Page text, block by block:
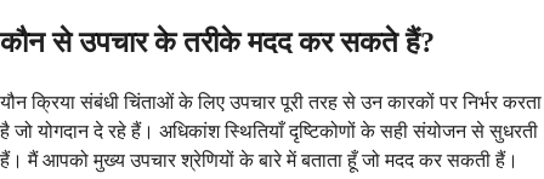
कौन से उपचार के तरीके मदद कर सकते हैं?
यौन क्रिया संबंधी चिंताओं के लिए उपचार पूरी तरह से उन कारकों पर निर्भर करता
है जो योगदान दे रहे हैं। अधिकांश स्थितियाँ दृष्टिकोणों के सही संयोजन से सुधरती
हैं। मैं आपको मुख्य उपचार श्रेणियों के बारे में बताता हूँ जो मदद कर सकती हैं।